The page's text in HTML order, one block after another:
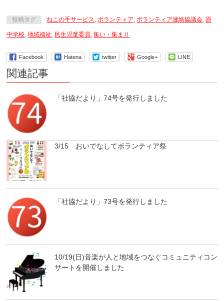
投稿タグ ねこの手サービス,ボランティア,ボランティア連絡協議会, 原
中学校,地域福祉, 民生児童委員,集い・集まり
Facebook Hatena twitter Google+ LINE
関連記事
「社協だより」74号を発行しました
3/15 おいでなしてボランティア祭
「社協だより」73号を発行しました
10/19(日)音楽が人と地域をつなぐコミュニティコン
サートを開催しました